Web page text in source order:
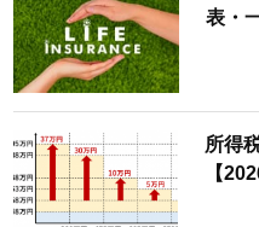
表・
所得
【